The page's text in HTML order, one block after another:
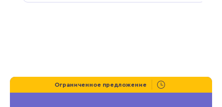
Ограниченное предложение